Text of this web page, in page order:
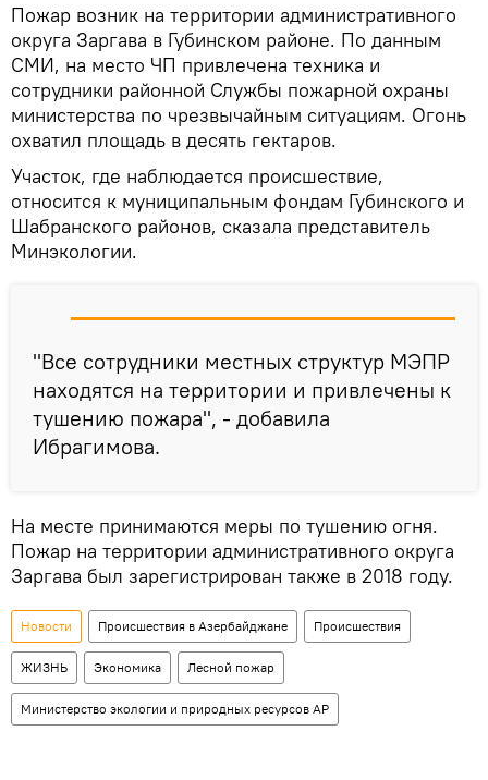
Пожар возник на территории административного
округа Заргава в Губинском районе. По данным
СМИ, на место ЧП привлечена техника и
сотрудники районной Службы пожарной охраны
министерства по чрезвычайным ситуациям. Огонь
охватил площадь в десять гектаров.
Участок, где наблюдается происшествие,
относится к муниципальным фондам Губинского и
Шабранского районов, сказала представитель
Минэкологии.
"Все сотрудники местных структур МЭПР
находятся на территории и привлечены к
тушению пожара", - добавила
Ибрагимова.
На месте принимаются меры по тушению огня.
Пожар на территории административного округа
Заргава был зарегистрирован также в 2018 году.
Новости Происшествия в Азербайджане Происшествия
ЖИЗНЬ Экономика Лесной пожар
Министерство экологии и природных ресурсов АР